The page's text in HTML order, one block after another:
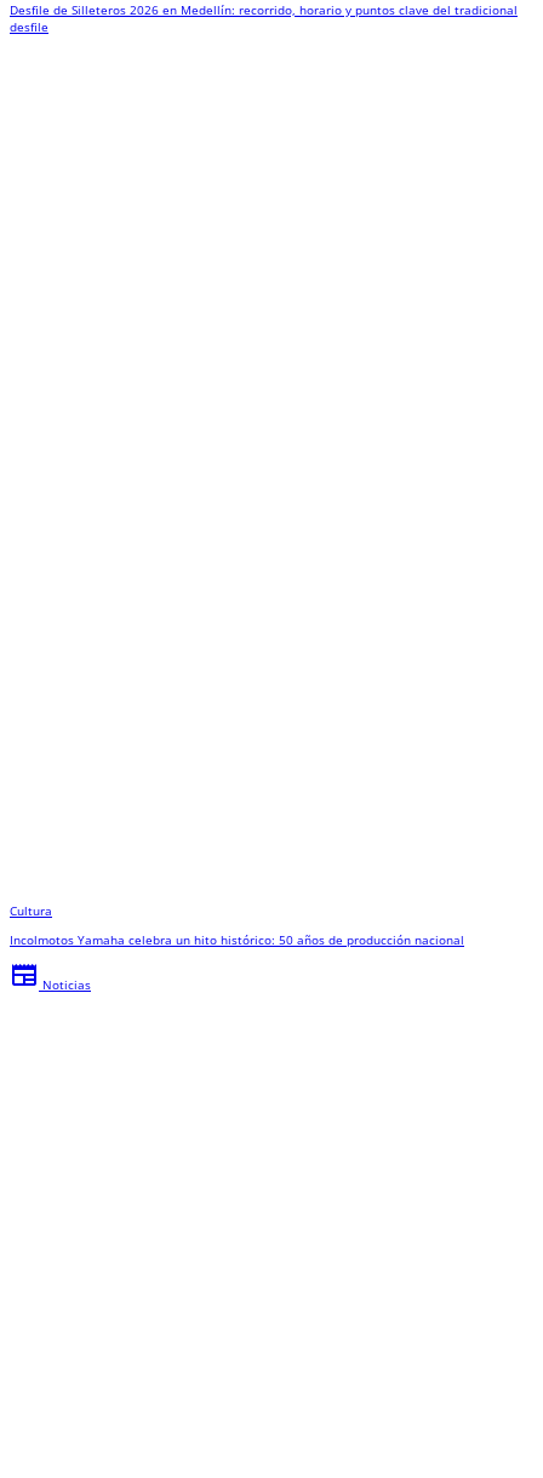
Desfile de Silleteros 2026 en Medellín: recorrido, horario y puntos clave del tradicional
desfile
Cultura
Incolmotos Yamaha celebra un hito histórico: 50 años de producción nacional
newspaper Noticias